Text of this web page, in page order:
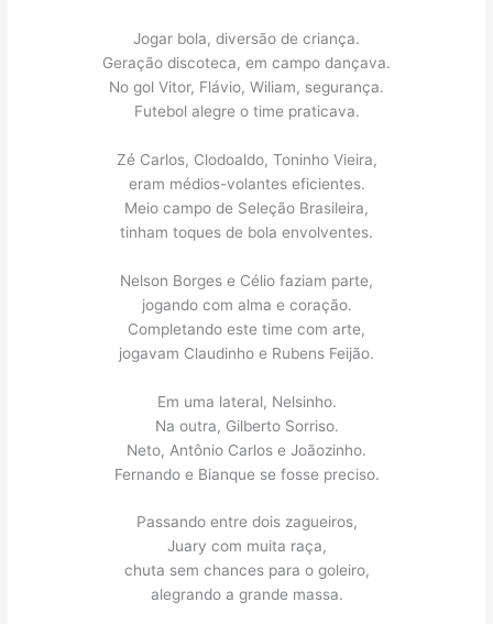
Jogar bola, diversão de criança.
Geração discoteca, em campo dançava.
No gol Vitor, Flávio, Wiliam, segurança.
Futebol alegre o time praticava.
Zé Carlos, Clodoaldo, Toninho Vieira,
eram médios-volantes eficientes.
Meio campo de Seleção Brasileira,
tinham toques de bola envolventes.
Nelson Borges e Célio faziam parte,
jogando com alma e coração.
Completando este time com arte,
jogavam Claudinho e Rubens Feijão.
Em uma lateral, Nelsinho.
Na outra, Gilberto Sorriso.
Neto, Antônio Carlos e Joãozinho.
Fernando e Bianque se fosse preciso.
Passando entre dois zagueiros,
Juary com muita raça,
chuta sem chances para o goleiro,
alegrando a grande massa.